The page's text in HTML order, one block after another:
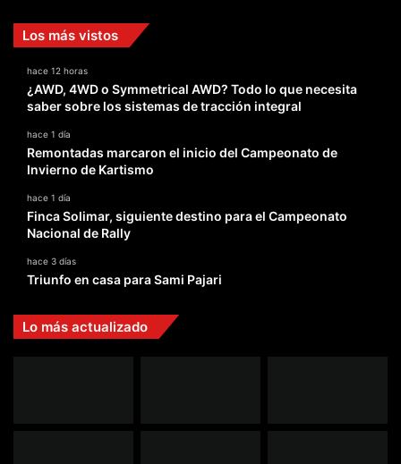
Los más vistos
hace 12 horas
¿AWD, 4WD o Symmetrical AWD? Todo lo que necesita
saber sobre los sistemas de tracción integral
hace 1 día
Remontadas marcaron el inicio del Campeonato de
Invierno de Kartismo
hace 1 día
Finca Solimar, siguiente destino para el Campeonato
Nacional de Rally
hace 3 días
Triunfo en casa para Sami Pajari
Lo más actualizado